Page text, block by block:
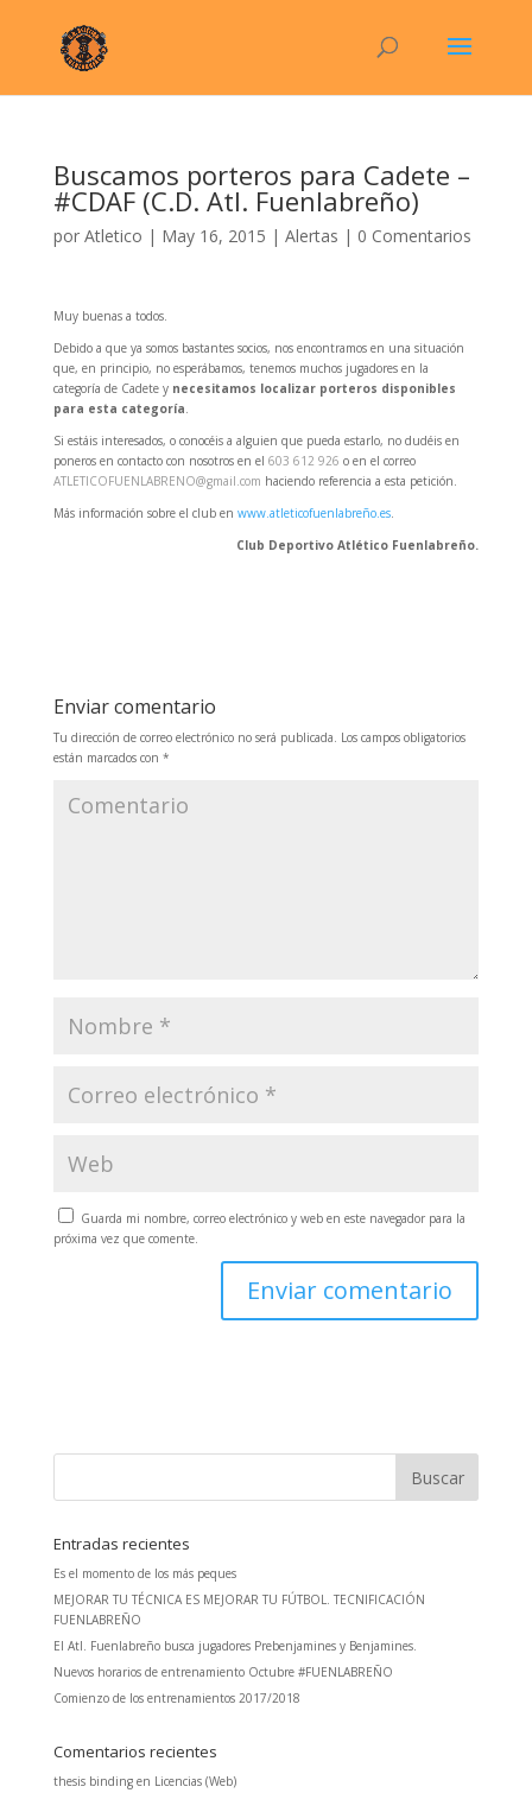
Buscamos porteros para Cadete –
#CDAF (C.D. Atl. Fuenlabreño)
por Atletico | May 16, 2015 | Alertas | 0 Comentarios
Muy buenas a todos.
Debido a que ya somos bastantes socios, nos encontramos en una situación
que, en principio, no esperábamos, tenemos muchos jugadores en la
categoría de Cadete y necesitamos localizar porteros disponibles
para esta categoría.
Si estáis interesados, o conocéis a alguien que pueda estarlo, no dudéis en
poneros en contacto con nosotros en el 603 612 926 o en el correo
ATLETICOFUENLABRENO@gmail.com haciendo referencia a esta petición.
Más información sobre el club en www.atleticofuenlabreño.es.
Club Deportivo Atlético Fuenlabreño.
Enviar comentario
Tu dirección de correo electrónico no será publicada. Los campos obligatorios
están marcados con *
Guarda mi nombre, correo electrónico y web en este navegador para la
próxima vez que comente.
Entradas recientes
Es el momento de los más peques
MEJORAR TU TÉCNICA ES MEJORAR TU FÚTBOL. TECNIFICACIÓN
FUENLABREÑO
El Atl. Fuenlabreño busca jugadores Prebenjamines y Benjamines.
Nuevos horarios de entrenamiento Octubre #FUENLABREÑO
Comienzo de los entrenamientos 2017/2018
Comentarios recientes
thesis bindingen Licencias (Web)